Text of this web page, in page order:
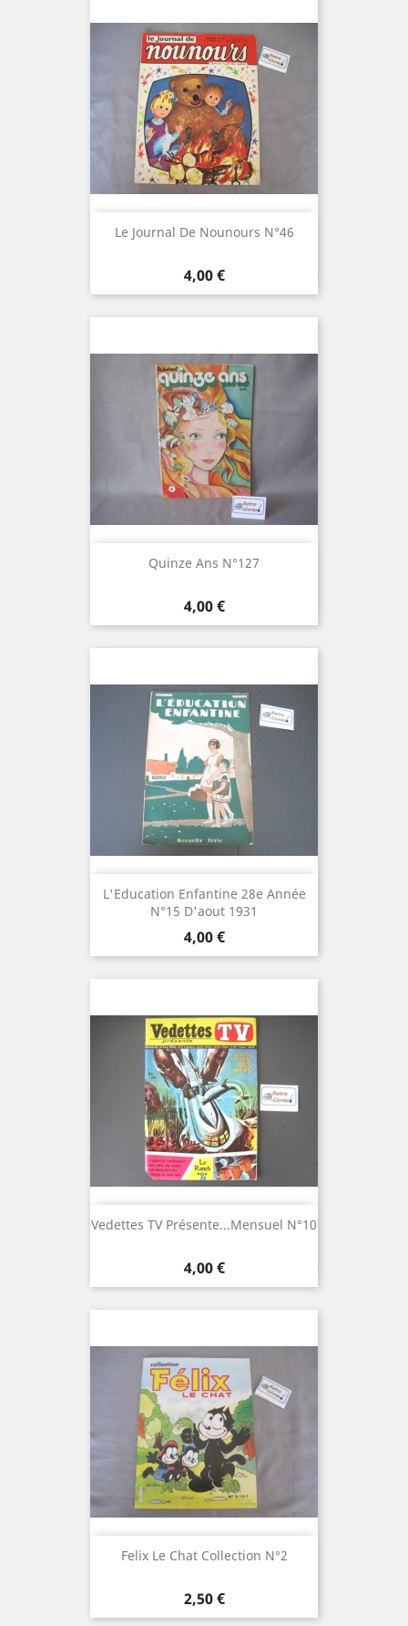
Le Journal De Nounours N°46
Prix
4,00 €
Quinze Ans N°127
Prix
4,00 €
L'Education Enfantine 28e Année
N°15 D'aout 1931
Prix
4,00 €
Vedettes TV Présente...Mensuel N°10
Prix
4,00 €
Felix Le Chat Collection N°2
Prix
2,50 €